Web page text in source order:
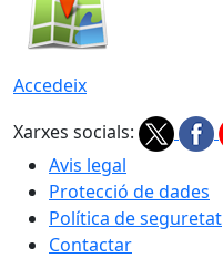
Accedeix
Xarxes socials:
Avis legal
Protecció de dades
Política de seguretat
Contactar